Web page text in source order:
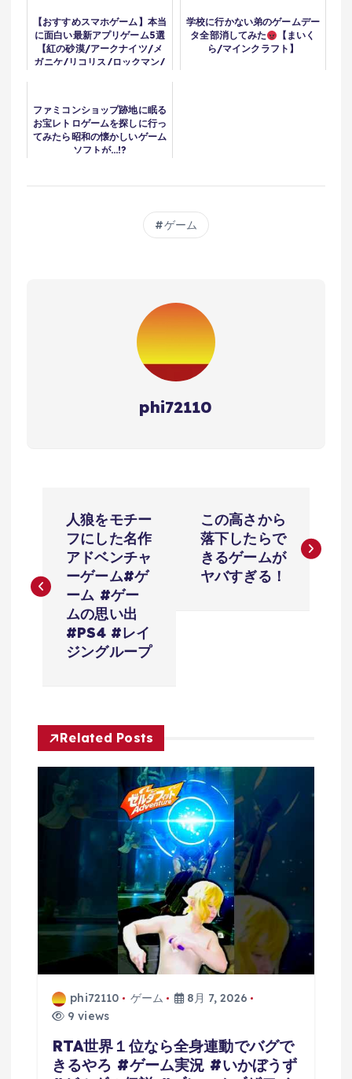
【おすすめスマホゲーム】本当
に面白い最新アプリゲーム5選
【紅の砂漠/アークナイツ/メ
ガニケ/リコリス/ロックマン/
学校に行かない弟のゲームデー
タ全部消してみた
【まいく
ら/マインクラフト】
ファミコンショップ跡地に眠る
お宝レトロゲームを探しに行っ
てみたら昭和の懐かしいゲーム
ソフトが…!?
ゲーム
phi72110
ナ
シ
ョ
ン
人狼をモチー
フにした名作
アドベンチャ
ーゲーム#ゲ
ーム #ゲー
ムの思い出
#PS4 #レイ
ジングループ
この高さから
落下したらで
きるゲームが
ヤバすぎる！
Related Posts
phi72110 ゲーム
8月 7, 2026
9 views
RTA世界１位なら全身連動でバグで
きるやろ #ゲーム実況 #いかぼうず